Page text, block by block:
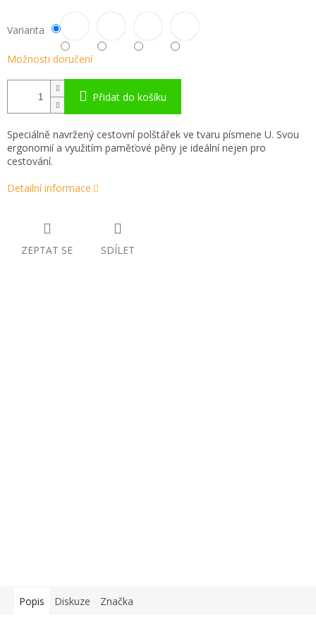
Varianta
Možnosti doručení
Přidat do košíku
Speciálně navržený cestovní polštářek ve tvaru písmene U. Svou
ergonomií a využitím paměťové pěny je ideální nejen pro
cestování.
Detailní informace
ZEPTAT SE SDÍLET
Popis Diskuze Značka